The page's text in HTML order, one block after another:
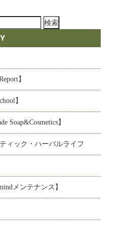
】
】
Soap&Cosmetics】
ィック・ハーバルライフ
メンテナンス】